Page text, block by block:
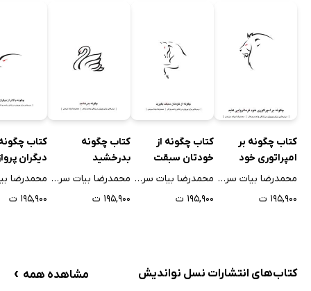
کتاب چگونه بر
امپراتوری خود
فرمانروایی کنید
محمدرضا بیات سرمدی
۱۹۵,۹۰۰ ت
کتاب چگونه از
خودتان سبقت
بگیرید
محمدرضا بیات سرمدی
۱۹۵,۹۰۰ ت
کتاب چگونه
بدرخشید
محمدرضا بیات سرمدی
۱۹۵,۹۰۰ ت
کتاب چگونه
دیگران
۱۹۵,۹۰۰ ت
کتاب‌های انتشارات نسل نواندیش مشاهده همه ›